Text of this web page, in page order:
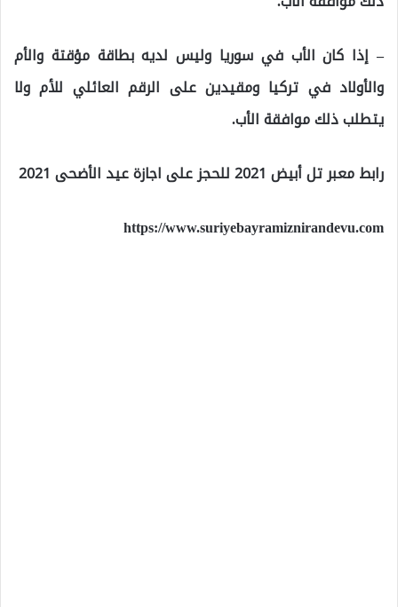
– إذا كان الأب في سوريا وليس لديه بطاقة مؤقتة والأم
والأولاد في تركيا ومقيدين على الرقم العائلي للأم ولا
يتطلب ذلك موافقة الأب.
رابط معبر تل أبيض 2021 للحجز على اجازة عيد الأضحى 2021
https://www.suriyebayramiznirandevu.com